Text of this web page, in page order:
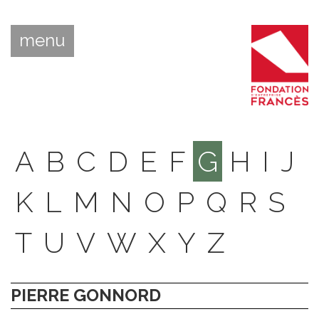
menu
A B C D E F G H I J
K L M N O P Q R S
T U V W X Y Z
PIERRE GONNORD